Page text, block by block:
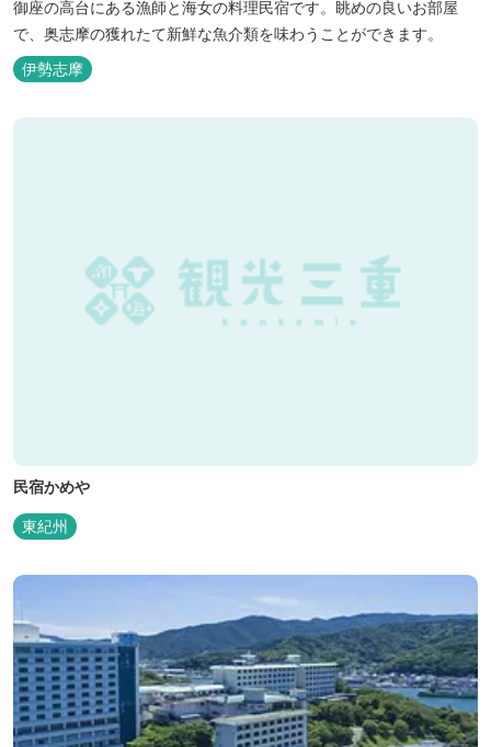
御座の高台にある漁師と海女の料理民宿です。眺めの良いお部屋
で、奥志摩の獲れたて新鮮な魚介類を味わうことができます。
伊勢志摩
民宿かめや
東紀州